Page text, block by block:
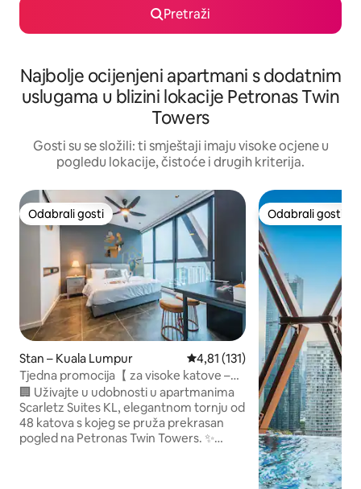
Pretraži
Najbolje ocijenjeni apartmani s dodatnim
uslugama u blizini lokacije Petronas Twin
Towers
Gosti su se složili: ti smještaji imaju visoke ocjene u
pogledu lokacije, čistoće i drugih kriterija.
Odabrali gosti
Odabrali gosti
Stan – Kuala Lumpur Prosječna ocjena: 4,81/5,
4,81 (131)
Tjedna promocija【 za visoke katove –
10】% popusta | KLCC | TERETANA |
Bazen na krovu
🏢 Uživajte u udobnosti u apartmanima
Scarletz Suites KL, elegantnom tornju od
48 katova s kojeg se pruža prekrasan
pogled na Petronas Twin Towers. ✨
Odabrali gosti
Odabrali gosti